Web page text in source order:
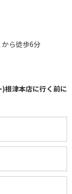
ら徒歩6分
)根津本店に行く前に